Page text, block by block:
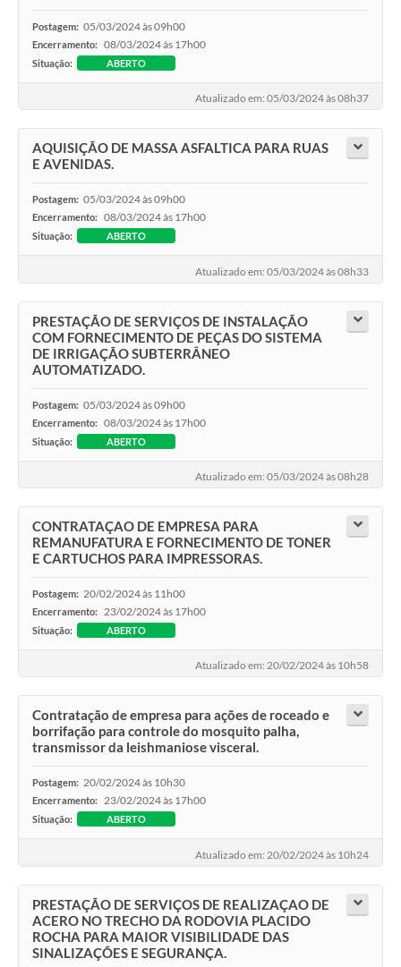
Postagem: 05/03/2024 às 09h00
Encerramento: 08/03/2024 às 17h00
Situação: ABERTO
Atualizado em: 05/03/2024 às 08h37
AQUISIÇÃO DE MASSA ASFALTICA PARA RUAS
E AVENIDAS.
Postagem: 05/03/2024 às 09h00
Encerramento: 08/03/2024 às 17h00
Situação: ABERTO
Atualizado em: 05/03/2024 às 08h33
PRESTAÇÃO DE SERVIÇOS DE INSTALAÇÃO
COM FORNECIMENTO DE PEÇAS DO SISTEMA
DE IRRIGAÇÃO SUBTERRÂNEO
AUTOMATIZADO.
Postagem: 05/03/2024 às 09h00
Encerramento: 08/03/2024 às 17h00
Situação: ABERTO
Atualizado em: 05/03/2024 às 08h28
CONTRATAÇAO DE EMPRESA PARA
REMANUFATURA E FORNECIMENTO DE TONER
E CARTUCHOS PARA IMPRESSORAS.
Postagem: 20/02/2024 às 11h00
Encerramento: 23/02/2024 às 17h00
Situação: ABERTO
Atualizado em: 20/02/2024 às 10h58
Contratação de empresa para ações de roceado e
borrifação para controle do mosquito palha,
transmissor da leishmaniose visceral.
Postagem: 20/02/2024 às 10h30
Encerramento: 23/02/2024 às 17h00
Situação: ABERTO
Atualizado em: 20/02/2024 às 10h24
PRESTAÇÃO DE SERVIÇOS DE REALIZAÇAO DE
ACERO NO TRECHO DA RODOVIA PLACIDO
ROCHA PARA MAIOR VISIBILIDADE DAS
SINALIZAÇÕES E SEGURANÇA.